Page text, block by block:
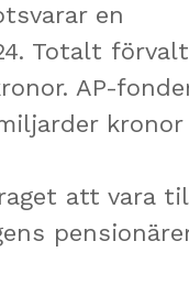
en
Totalt
AP-
kronor
att vara